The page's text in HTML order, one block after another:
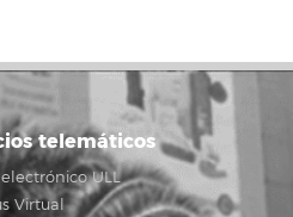
telemáticos
ULL
Virtual